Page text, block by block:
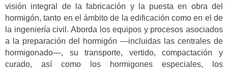
visión integral de la fabricación y la puesta en obra del
hormigón, tanto en el ámbito de la edificación como en el de
la ingeniería civil. Aborda los equipos y procesos asociados
a la preparación del hormigón —incluidas las centrales de
hormigonado—, su transporte, vertido, compactación y
curado, así como los hormigones especiales, los